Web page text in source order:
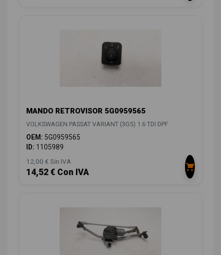
MANDO RETROVISOR 5G0959565
VOLKSWAGEN PASSAT VARIANT (3G5) 1.6 TDI DPF
OEM: 5G0959565
ID: 1105989
12,00 € Sin IVA
14,52 € Con IVA